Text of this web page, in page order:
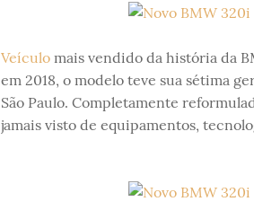
Veículomais vendido da história da
em 2018, o modelo teve sua sétima
São Paulo. Completamente
jamais visto de equipamentos,